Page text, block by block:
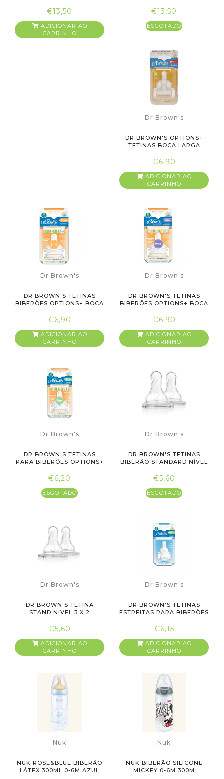
€13,50
ADICIONAR AO
CARRINHO
€13,50
ESGOTADO
Dr Brown's
DR BROWN'S OPTIONS+
TETINAS BOCA LARGA
€6,90
ADICIONAR AO
CARRINHO
Dr Brown's
DR BROWN'S TETINAS
BIBERÕES OPTIONS+ BOCA
€6,90
ADICIONAR AO
CARRINHO
Dr Brown's
DR BROWN'S TETINAS
BIBERÕES OPTIONS+ BOCA
€6,90
ADICIONAR AO
CARRINHO
Dr Brown's
DR BROWN'S TETINAS
PARA BIBERÕES OPTIONS+
€6,20
ESGOTADO
Dr Brown's
DR BROWN'S TETINAS
BIBERÃO STANDARD NÍVEL
€5,60
ESGOTADO
Dr Brown's
DR BROWN'S TETINA
STAND NIVEL 3 X 2
€5,60
ADICIONAR AO
CARRINHO
Dr Brown's
DR BROWN'S TETINAS
ESTREITAS PARA BIBERÕES
€6,15
ADICIONAR AO
CARRINHO
Nuk
NUK ROSE&BLUE BIBERÃO
LÁTEX 300ML 0-6M AZUL
Nuk
NUK BIBERÃO SILICONE
MICKEY 0-6M 300M